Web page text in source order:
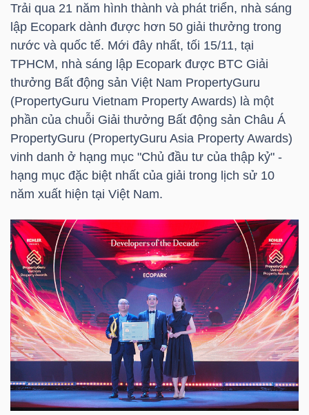
Trải qua 21 năm hình thành và phát triển, nhà sáng
lập Ecopark dành được hơn 50 giải thưởng trong
nước và quốc tế. Mới đây nhất, tối 15/11, tại
TPHCM, nhà sáng lập Ecopark được BTC Giải
thưởng Bất động sản Việt Nam PropertyGuru
(PropertyGuru Vietnam Property Awards) là một
phần của chuỗi Giải thưởng Bất động sản Châu Á
PropertyGuru (PropertyGuru Asia Property Awards)
vinh danh ở hạng mục "Chủ đầu tư của thập kỷ" -
hạng mục đặc biệt nhất của giải trong lịch sử 10
năm xuất hiện tại Việt Nam.
HÀNG
HÓA
KINH
TẾ
GIỚI
ĐÔNG
DƯƠNG
TÀI
CHÍNH